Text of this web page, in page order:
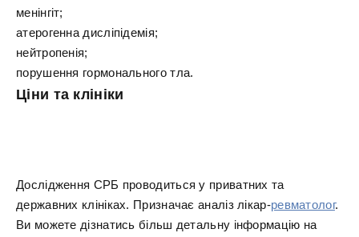
менінгіт;
атерогенна дисліпідемія;
нейтропенія;
порушення гормонального тла.
Ціни та клініки
Дослідження СРБ проводиться у приватних та
державних клініках. Призначає аналіз лікар-ревматолог.
Ви можете дізнатись більш детальну інформацію на